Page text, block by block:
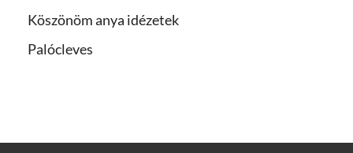
Köszönöm anya idézetek
Palócleves